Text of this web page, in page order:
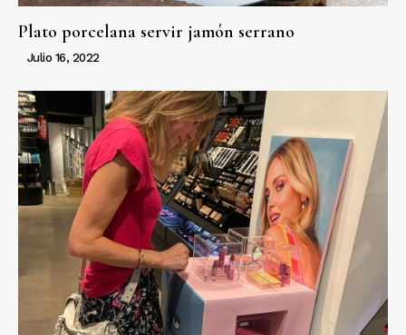
Plato porcelana servir jamón serrano
Julio 16, 2022